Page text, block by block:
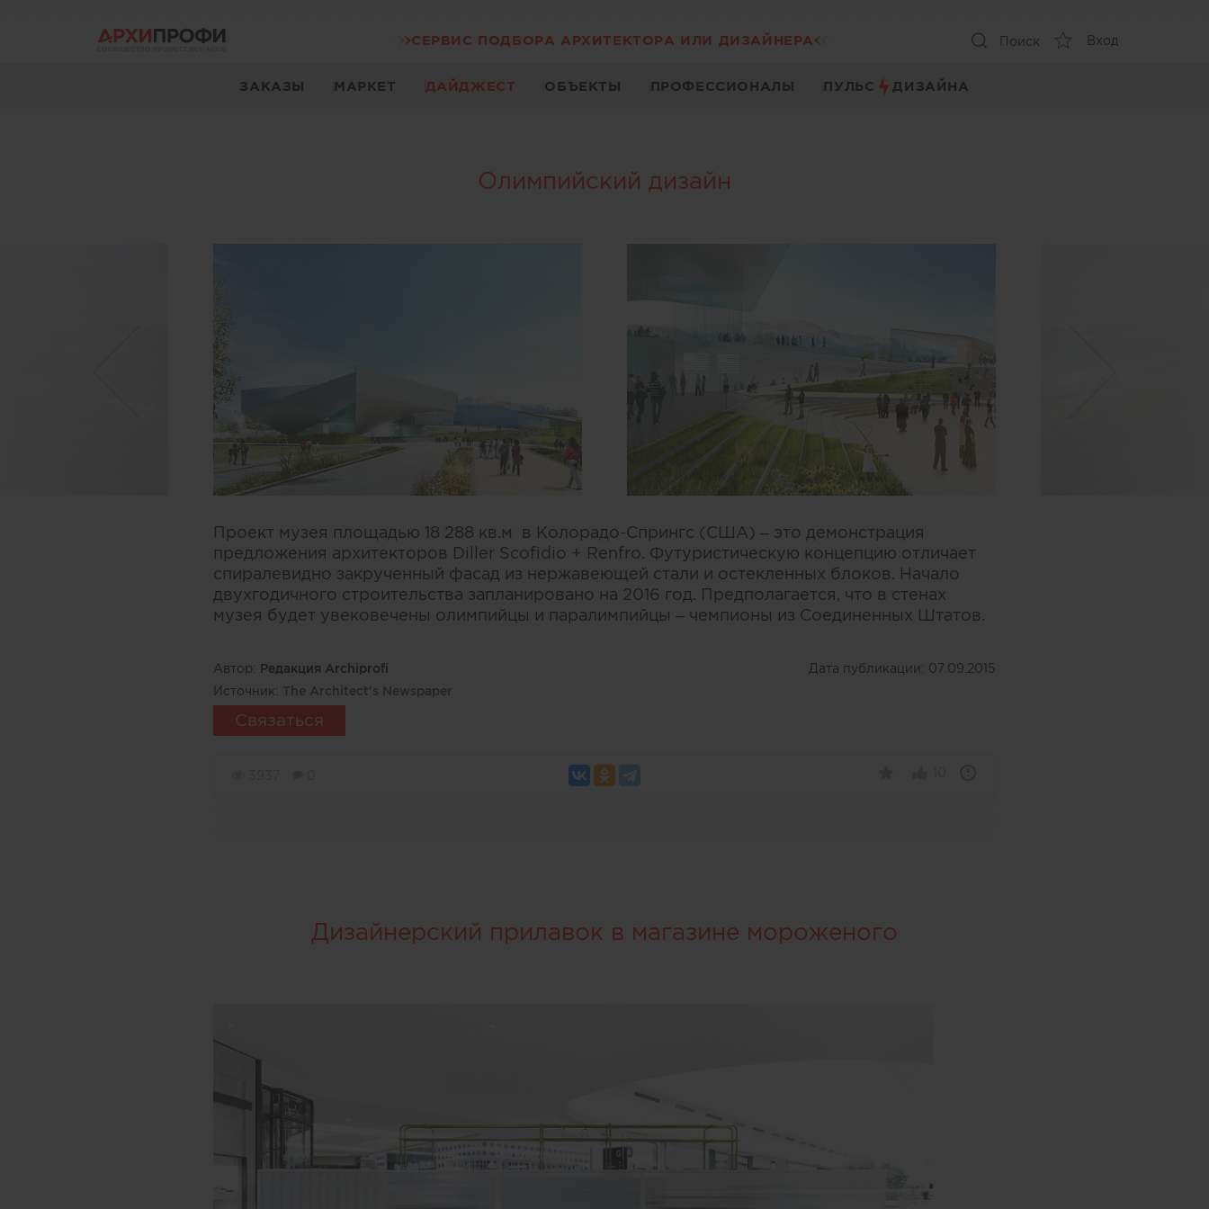
СЕРВИС ПОДБОРА АРХИТЕКТОРА ИЛИ ДИЗАЙНЕРА Поиск Вход
ЗАКАЗЫ МАРКЕТ ДАЙДЖЕСТ ОБЪЕКТЫ ПРОФЕССИОНАЛЫ ПУЛЬС ДИЗАЙНА
Олимпийский дизайн
Проект музея площадью 18 288 кв.м в Колорадо-Спрингс (США) – это демонстрация
предложения архитекторов Diller Scofidio + Renfro. Футуристическую концепцию отличает
спиралевидно закрученный фасад из нержавеющей стали и остекленных блоков. Начало
двухгодичного строительства запланировано на 2016 год. Предполагается, что в стенах
музея будет увековечены олимпийцы и паралимпийцы – чемпионы из Соединенных Штатов.
Автор: Редакция Archiprofi Дата публикации: 07.09.2015
Источник: The Architect's Newspaper
Связаться
Дизайнерский прилавок в магазине мороженого